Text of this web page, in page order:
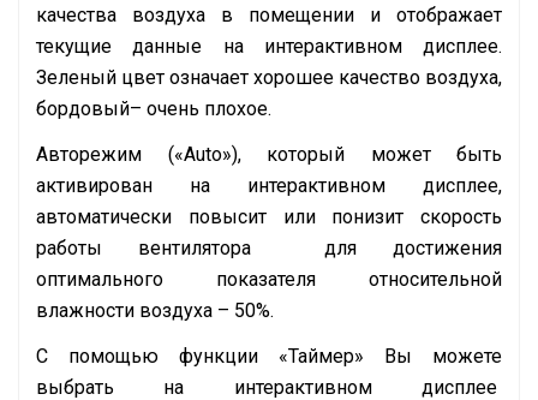
качества воздуха в помещении и отображает
текущие данные на интерактивном дисплее.
Зеленый цвет означает хорошее качество воздуха,
бордовый– очень плохое.
Авторежим («Auto»), который может быть
активирован на интерактивном дисплее,
автоматически повысит или понизит скорость
работы вентилятора для достижения
оптимального показателя относительной
влажности воздуха – 50%.
С помощью функции «Таймер» Вы можете
выбрать на интерактивном дисплее